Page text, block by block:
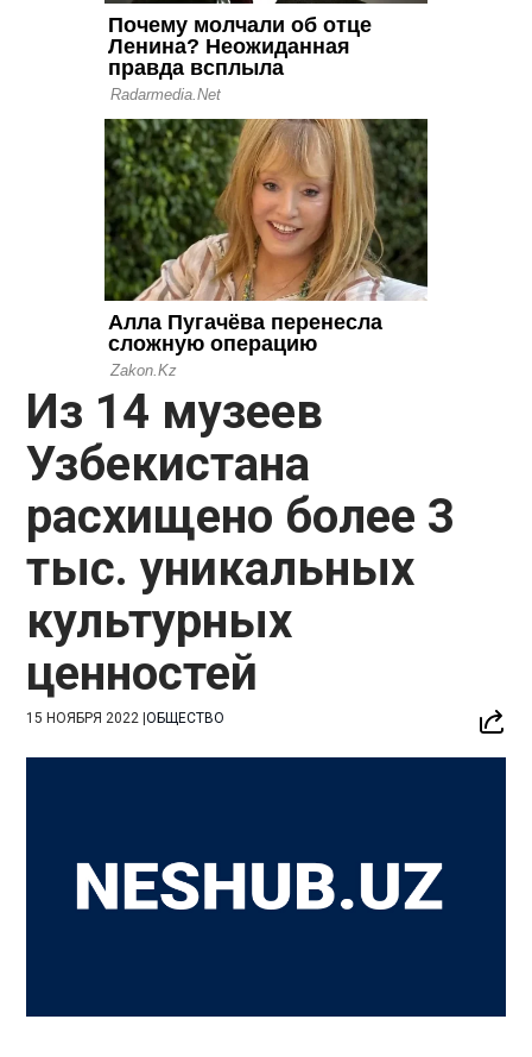
Из 14 музеев
Узбекистана
расхищено более 3
тыс. уникальных
культурных
ценностей
15 НОЯБРЯ 2022 |ОБЩЕСТВО